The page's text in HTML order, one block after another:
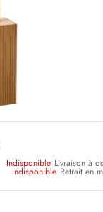
Indisponible Livraison à
Indisponible Retrait en